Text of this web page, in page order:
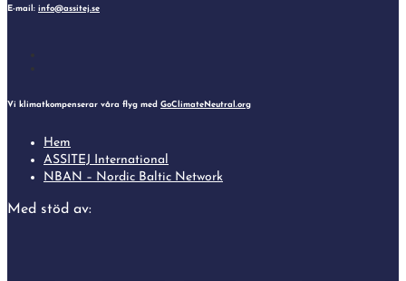
E-mail: info@assitej.se
Vi klimatkompenserar våra flyg med GoClimateNeutral.org
Hem
ASSITEJ International
NBAN – Nordic Baltic Network
Med stöd av: